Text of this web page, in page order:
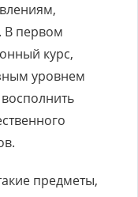
В первом
курс,
уровнем
предметы,